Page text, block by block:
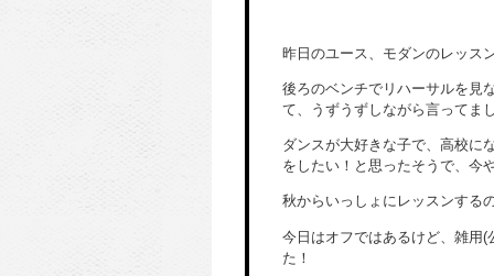
昨日のユース、モダンのレッス
後ろのベンチでリハーサルを見
て、うずうずしながら言ってま
ダンスが大好きな子で、高校に
をしたい！と思ったそうで、今
秋からいっしょにレッスンする
今日はオフではあるけど、雑用
た！